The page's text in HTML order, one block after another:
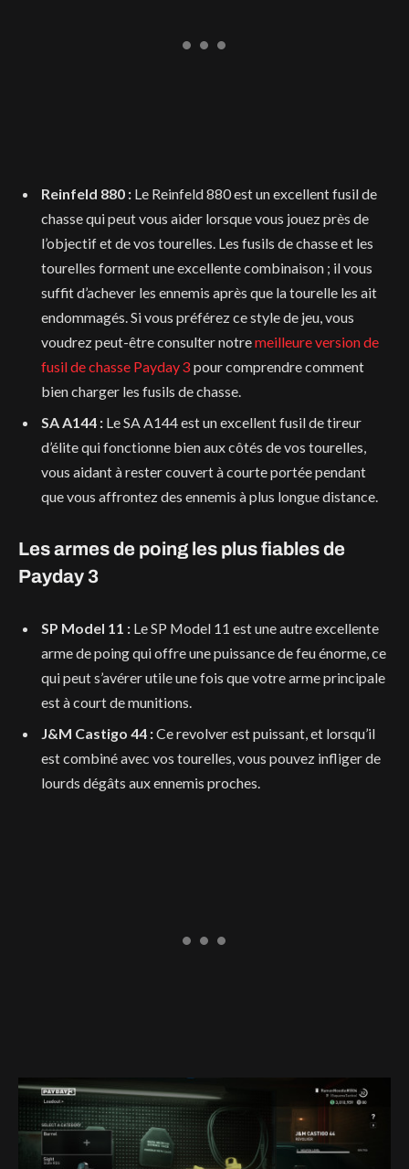
Reinfeld 880 : Le Reinfeld 880 est un excellent fusil de
chasse qui peut vous aider lorsque vous jouez près de
l’objectif et de vos tourelles. Les fusils de chasse et les
tourelles forment une excellente combinaison ; il vous
suffit d’achever les ennemis après que la tourelle les ait
endommagés. Si vous préférez ce style de jeu, vous
voudrez peut-être consulter notremeilleure version de
fusil de chasse Payday 3 pour comprendre comment
bien charger les fusils de chasse.
SA A144 : Le SA A144 est un excellent fusil de tireur
d’élite qui fonctionne bien aux côtés de vos tourelles,
vous aidant à rester couvert à courte portée pendant
que vous affrontez des ennemis à plus longue distance.
Les armes de poing les plus fiables de
Payday 3
SP Model 11 : Le SP Model 11 est une autre excellente
arme de poing qui offre une puissance de feu énorme, ce
qui peut s’avérer utile une fois que votre arme principale
est à court de munitions.
J&M Castigo 44 :Ce revolver est puissant, et lorsqu’il
est combiné avec vos tourelles, vous pouvez infliger de
lourds dégâts aux ennemis proches.